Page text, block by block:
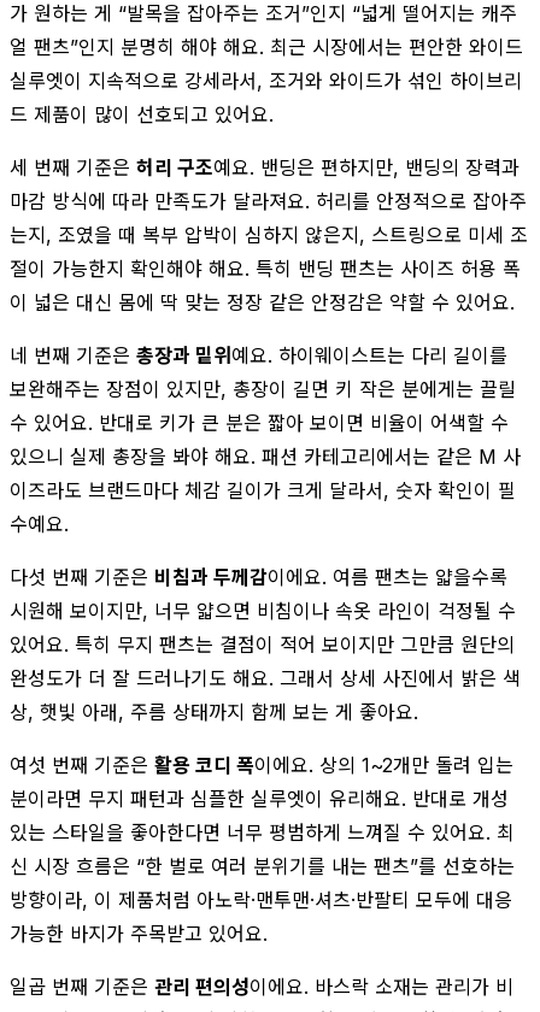
가 원하는 게 “발목을 잡아주는 조거”인지 “넓게 떨어지는 캐주
얼 팬츠”인지 분명히 해야 해요. 최근 시장에서는 편안한 와이드
실루엣이 지속적으로 강세라서, 조거와 와이드가 섞인 하이브리
드 제품이 많이 선호되고 있어요.
세 번째 기준은 허리 구조예요. 밴딩은 편하지만, 밴딩의 장력과
마감 방식에 따라 만족도가 달라져요. 허리를 안정적으로 잡아주
는지, 조였을 때 복부 압박이 심하지 않은지, 스트링으로 미세 조
절이 가능한지 확인해야 해요. 특히 밴딩 팬츠는 사이즈 허용 폭
이 넓은 대신 몸에 딱 맞는 정장 같은 안정감은 약할 수 있어요.
네 번째 기준은 총장과 밑위 예요. 하이웨이스트는 다리 길이를
보완해주는 장점이 있지만, 총장이 길면 키 작은 분에게는 끌릴
수 있어요. 반대로 키가 큰 분은 짧아 보이면 비율이 어색할 수
있으니 실제 총장을 봐야 해요. 패션 카테고리에서는 같은 M 사
이즈라도 브랜드마다 체감 길이가 크게 달라서, 숫자 확인이 필
수예요.
다섯 번째 기준은 비침과 두께감이에요. 여름 팬츠는 얇을수록
시원해 보이지만, 너무 얇으면 비침이나 속옷 라인이 걱정될 수
있어요. 특히 무지 팬츠는 결점이 적어 보이지만 그만큼 원단의
완성도가 더 잘 드러나기도 해요. 그래서 상세 사진에서 밝은 색
상, 햇빛 아래, 주름 상태까지 함께 보는 게 좋아요.
여섯 번째 기준은 활용 코디 폭이에요. 상의 1~2개만 돌려 입는
분이라면 무지 패턴과 심플한 실루엣이 유리해요. 반대로 개성
있는 스타일을 좋아한다면 너무 평범하게 느껴질 수 있어요. 최
신 시장 흐름은 “한 벌로 여러 분위기를 내는 팬츠”를 선호하는
방향이라, 이 제품처럼 아노락·맨투맨·셔츠·반팔티 모두에 대응
가능한 바지가 주목받고 있어요.
일곱 번째 기준은 관리 편의성이에요. 바스락 소재는 관리가 비